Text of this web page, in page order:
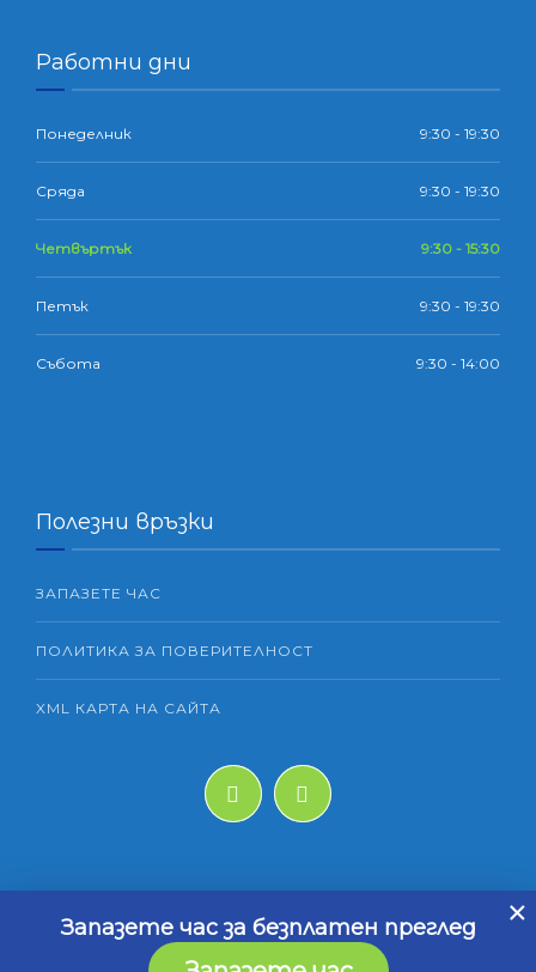
Работни дни
Понеделник 9:30 - 19:30
Сряда 9:30 - 19:30
Четвъртък 9:30 - 15:30
Петък 9:30 - 19:30
Събота 9:30 - 14:00
Полезни връзки
ЗАПАЗЕТЕ ЧАС
ПОЛИТИКА ЗА ПОВЕРИТЕЛНОСТ
XML КАРТА НА САЙТА
© 2025 Всички права запазени | Изработка на сайт
×
Запазете час за безплатен преглед